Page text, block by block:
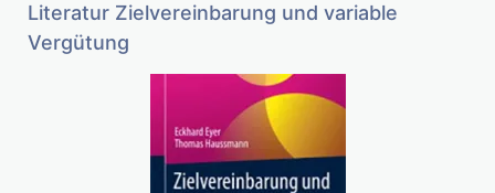
Literatur Zielvereinbarung und variable
Vergütung